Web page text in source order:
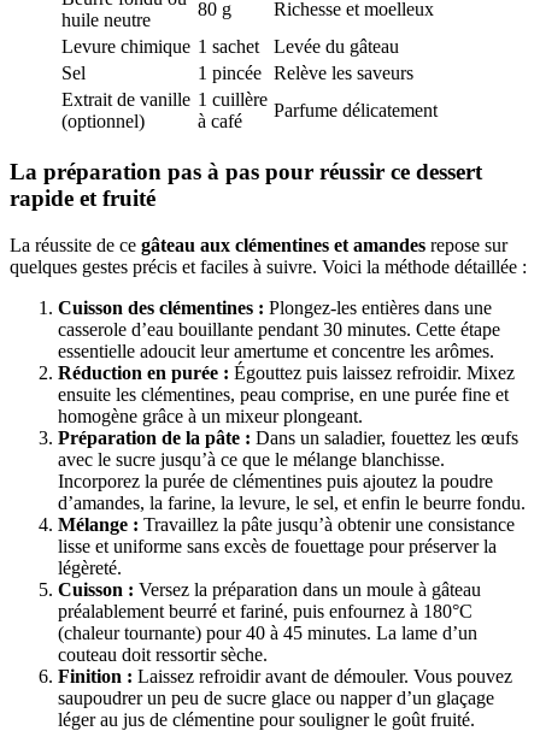
huile neutre
80 g
Richesse et moelleux
Levure chimique 1 sachet
Levée du gâteau
Sel
1 pincée Relève les saveurs
Extrait de vanille
(optionnel)
1 cuillère
à café
Parfume délicatement
La préparation pas à pas pour réussir ce dessert
rapide et fruité
La réussite de ce gâteau aux clémentines et amandes repose sur
quelques gestes précis et faciles à suivre. Voici la méthode détaillée :
Cuisson des clémentines : Plongez-les entières dans une
casserole d’eau bouillante pendant 30 minutes. Cette étape
essentielle adoucit leur amertume et concentre les arômes.
Réduction en purée : Égouttez puis laissez refroidir. Mixez
ensuite les clémentines, peau comprise, en une purée fine et
homogène grâce à un mixeur plongeant.
Préparation de la pâte : Dans un saladier, fouettez les œufs
avec le sucre jusqu’à ce que le mélange blanchisse.
Incorporez la purée de clémentines puis ajoutez la poudre
d’amandes, la farine, la levure, le sel, et enfin le beurre fondu.
Mélange : Travaillez la pâte jusqu’à obtenir une consistance
lisse et uniforme sans excès de fouettage pour préserver la
légèreté.
Cuisson : Versez la préparation dans un moule à gâteau
préalablement beurré et fariné, puis enfournez à 180°C
(chaleur tournante) pour 40 à 45 minutes. La lame d’un
couteau doit ressortir sèche.
Finition : Laissez refroidir avant de démouler. Vous pouvez
saupoudrer un peu de sucre glace ou napper d’un glaçage
léger au jus de clémentine pour souligner le goût fruité.